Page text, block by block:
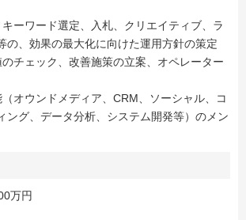
ーワード選定、入札、クリエイティブ、ラ
の、効果の最大化に向けた運用方針の策定
チェック、改善施策の立案、オペレーター
オウンドメディア、CRM、ソーシャル、コ
ング、データ分析、システム開発等）のメン
万円